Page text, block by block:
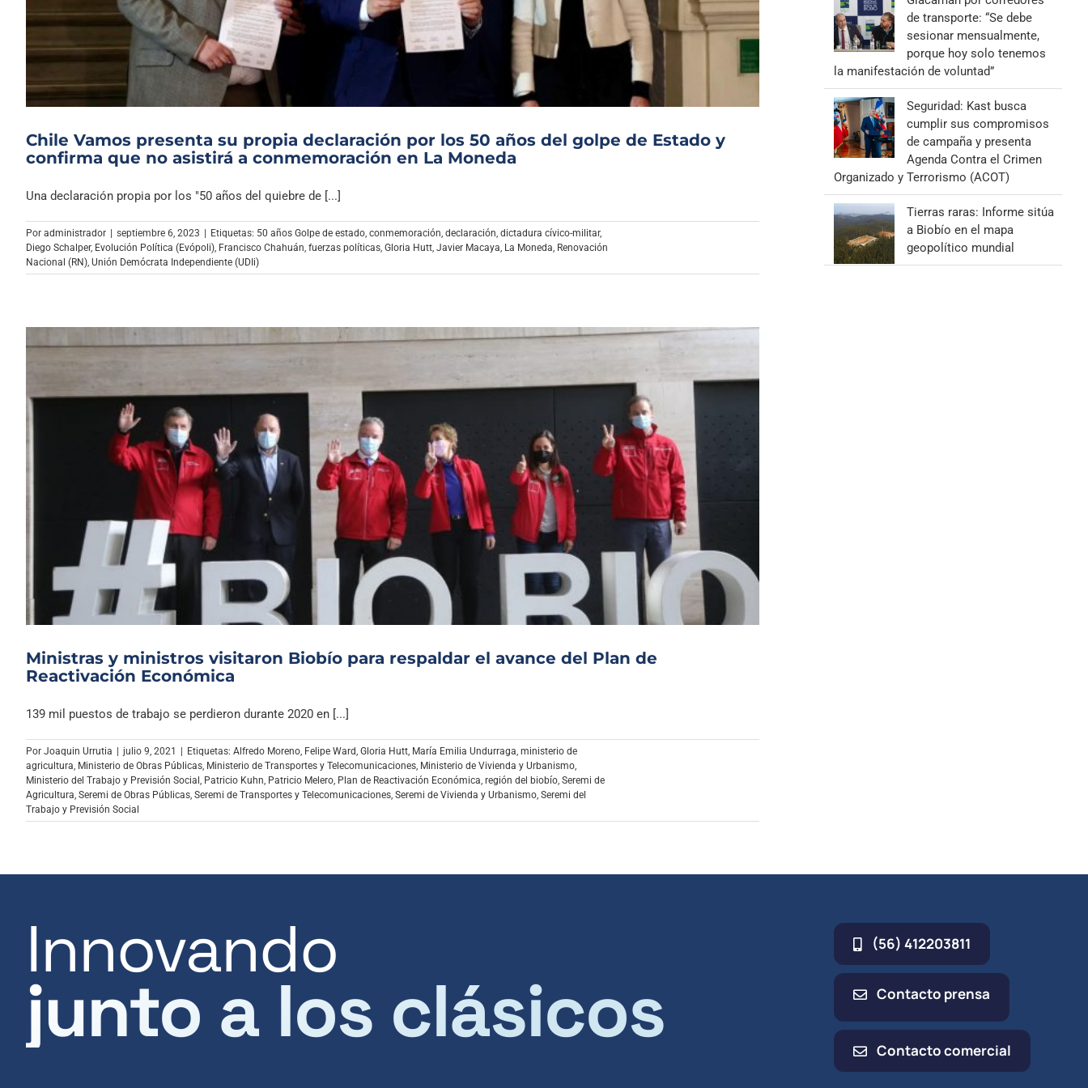
Archivo Sonoro
Chile Vamos presenta su propia declaración por los 50 años del golpe de Estado y
confirma que no asistirá a conmemoración en La Moneda
Una declaración propia por los "50 años del quiebre de [...]
Por administrador septiembre 6, 2023 Etiquetas: 50 años Golpe de estado, conmemoración, declaración, dictadura cívico-militar,
Diego Schalper, Evolución Política (Evópoli), Francisco Chahuán, fuerzas políticas, Gloria Hutt, Javier Macaya, La Moneda, Renovación
Nacional (RN), Unión Demócrata Independiente (UDIi)
Ministras y ministros visitaron Biobío para respaldar el avance del Plan de
Reactivación Económica
139 mil puestos de trabajo se perdieron durante 2020 en [...]
Por Joaquin Urrutia julio 9, 2021 Etiquetas: Alfredo Moreno, Felipe Ward, Gloria Hutt, María Emilia Undurraga, ministerio de
agricultura, Ministerio de Obras Públicas, Ministerio de Transportes y Telecomunicaciones, Ministerio de Vivienda y Urbanismo,
Ministerio del Trabajo y Previsión Social , Patricio Kuhn, Patricio Melero, Plan de Reactivación Económica, región del biobío, Seremi de
Agricultura, Seremi de Obras Públicas, Seremi de Transportes y Telecomunicaciones, Seremi de Vivienda y Urbanismo, Seremi del
Trabajo y Previsión Social
de transporte: “Se debe
sesionar mensualmente,
porque hoy solo tenemos
la manifestación de voluntad”
Seguridad: Kast busca
cumplir sus compromisos
de campaña y presenta
Agenda Contra el Crimen
Organizado y Terrorismo (ACOT)
Tierras raras: Informe sitúa
a Biobío en el mapa
geopolítico mundial
Innovando
junto a los clásicos
(56) 412203811
Contacto prensa
Contacto comercial